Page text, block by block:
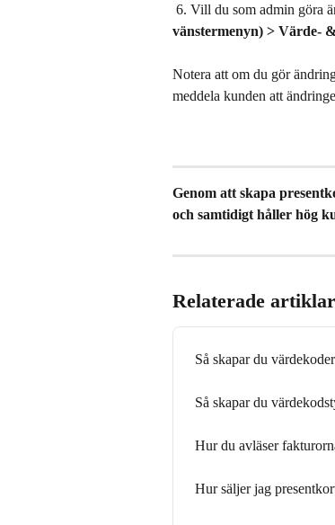
6. Vill du som admin göra
vänstermenyn) > Värde-
Notera att om du gör
meddela kunden att
Genom att skapa
och samtidigt håller hög
Relaterade artiklar
Så skapar du
Så skapar du
Hur du avläser
Hur säljer jag